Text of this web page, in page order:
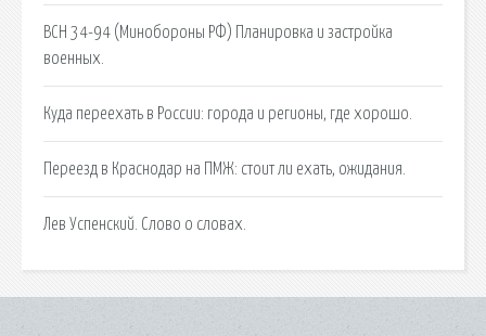
ВСН 34-94 (Минобороны РФ) Планировка и застройка
военных.
Куда переехать в России: города и регионы, где хорошо.
Переезд в Краснодар на ПМЖ: стоит ли ехать, ожидания.
Лев Успенский. Слово о словах.